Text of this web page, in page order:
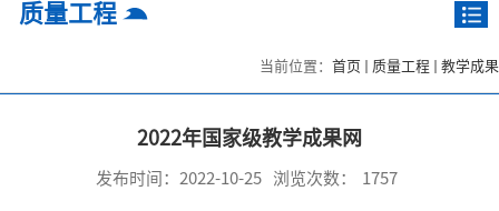
质量工程
当前位置： 首页 质量工程 教学成果
2022年国家级教学成果网
发布时间：2022-10-25 浏览次数： 1757